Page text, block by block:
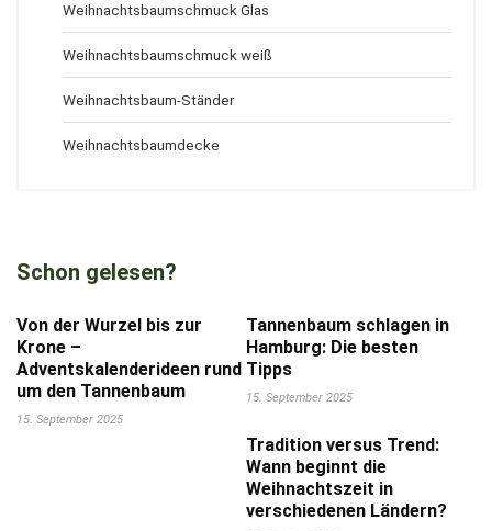
Weihnachtsbaumschmuck Glas
Weihnachtsbaumschmuck weiß
Weihnachtsbaum-Ständer
Weihnachtsbaumdecke
Schon gelesen?
Von der Wurzel bis zur
Krone –
Adventskalenderideen rund
um den Tannenbaum
15. September 2025
Tannenbaum schlagen in
Hamburg: Die besten
Tipps
15. September 2025
Tradition versus Trend:
Wann beginnt die
Weihnachtszeit in
verschiedenen Ländern?